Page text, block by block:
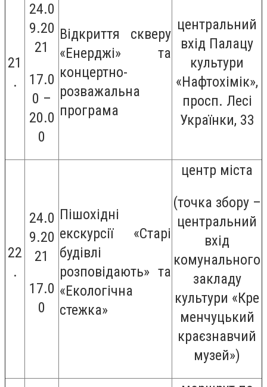
21
.
24.0
9.20
21
17.0
0 –
20.0
0
Відкриття скверу
«Енерджі» та
концертно-
розважальна
програма
центральний
вхід Палацу
культури
«Нафтохімік»,
просп. Лесі
Українки, 33
22
.
24.0
9.20
21
17.0
0
Пішохідні
екскурсії «Старі
будівлі
розповідають» та
«Екологічна
стежка»
центр міста
(точка збору –
центральний
вхід
комунального
закладу
культури «Кре
менчуцький
краєзнавчий
музей»)